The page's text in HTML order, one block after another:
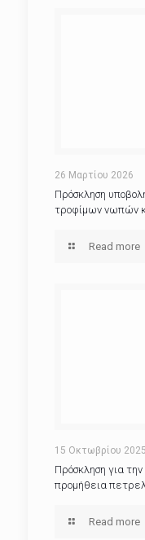
26 Μαρτίου 2026
Πρόσκληση
τροφίμων νωπών
Read more
15 Οκτωβρίου 2025
Πρόσκληση για
προμήθεια
Read more